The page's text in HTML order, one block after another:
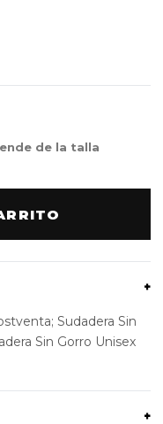
de la talla
+
Sudadera Sin
Sin Gorro Unisex
+